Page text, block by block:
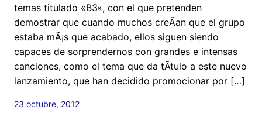
temas titulado «B3«, con el que pretenden
demostrar que cuando muchos creÃ­an que el grupo
estaba mÃ¡s que acabado, ellos siguen siendo
capaces de sorprendernos con grandes e intensas
canciones, como el tema que da tÃ­tulo a este nuevo
lanzamiento, que han decidido promocionar por […]
23 octubre, 2012